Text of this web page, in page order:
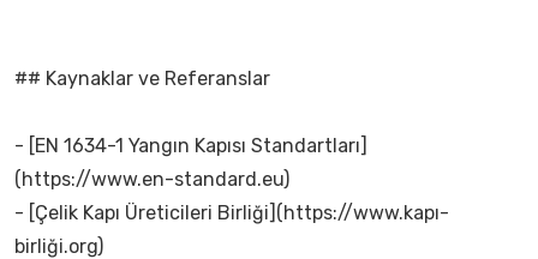
## Kaynaklar ve Referanslar
- [EN 1634-1 Yangın Kapısı Standartları]
(https://www.en-standard.eu)
- [Çelik Kapı Üreticileri Birliği](https://www.kapı-
birliği.org)